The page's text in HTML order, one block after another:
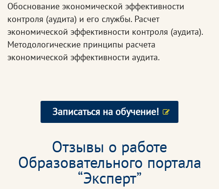
Обоснование экономической эффективности
контроля (аудита) и его службы. Расчет
экономической эффективности контроля (аудита).
Методологические принципы расчета
экономической эффективности аудита.
Записаться на обучение!
Отзывы о работе
Образовательного портала
“Эксперт”